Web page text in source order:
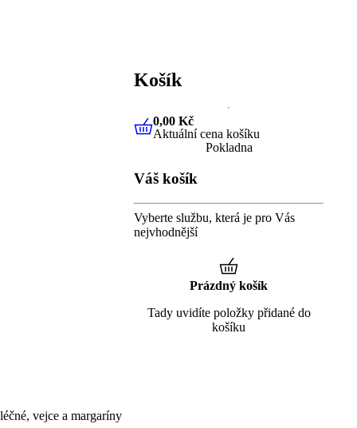
vejce a margaríny
Košík
0,00 KčAktuální cena košíku
0,00 Kč
Aktuální cena košíku
Pokladna
Váš košík
Vyberte službu, která je pro Vás
nejvhodnější
Prázdný košík
Tady uvidíte položky přidané do
košíku